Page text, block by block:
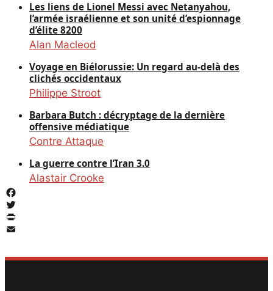
Les liens de Lionel Messi avec Netanyahou,
l’armée israélienne et son unité d’espionnage
d’élite 8200
Alan Macleod
Voyage en Biélorussie: Un regard au-delà des
clichés occidentaux
Philippe Stroot
Barbara Butch : décryptage de la dernière
offensive médiatique
Contre Attaque
La guerre contre l’Iran 3.0
Alastair Crooke
Facebook
Twitter
PrintFriendly